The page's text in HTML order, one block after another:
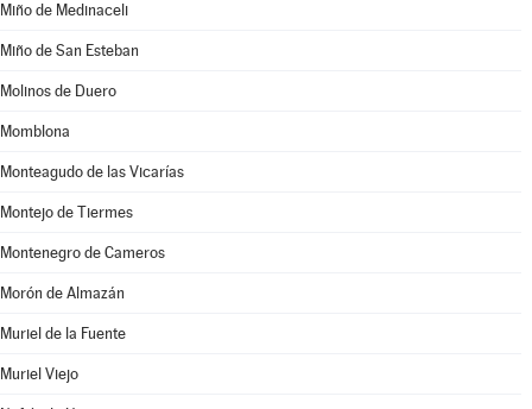
Miño de Medinaceli
Miño de San Esteban
Molinos de Duero
Momblona
Monteagudo de las Vicarías
Montejo de Tiermes
Montenegro de Cameros
Morón de Almazán
Muriel de la Fuente
Muriel Viejo